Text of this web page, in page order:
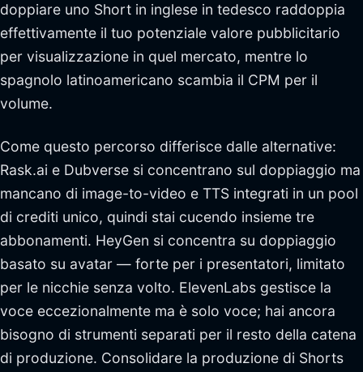
doppiare uno Short in inglese in tedesco raddoppia
effettivamente il tuo potenziale valore pubblicitario
per visualizzazione in quel mercato, mentre lo
spagnolo latinoamericano scambia il CPM per il
volume.
Come questo percorso differisce dalle alternative:
Rask.ai e Dubverse si concentrano sul doppiaggio ma
mancano di image-to-video e TTS integrati in un pool
di crediti unico, quindi stai cucendo insieme tre
abbonamenti. HeyGen si concentra su doppiaggio
basato su avatar — forte per i presentatori, limitato
per le nicchie senza volto. ElevenLabs gestisce la
voce eccezionalmente ma è solo voce; hai ancora
bisogno di strumenti separati per il resto della catena
di produzione. Consolidare la produzione di Shorts